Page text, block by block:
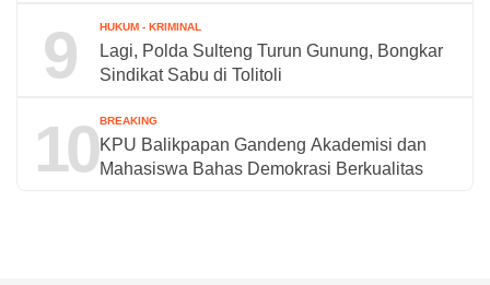
9 HUKUM - KRIMINAL
Lagi, Polda Sulteng Turun Gunung, Bongkar
Sindikat Sabu di Tolitoli
10 BREAKING
KPU Balikpapan Gandeng Akademisi dan
Mahasiswa Bahas Demokrasi Berkualitas